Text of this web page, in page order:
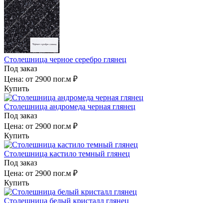
Столешница черное серебро глянец
Под заказ
Цена: от 2900 пог.м ₽
Купить
Столешница андромеда черная глянец
Под заказ
Цена: от 2900 пог.м ₽
Купить
Столешница кастило темный глянец
Под заказ
Цена: от 2900 пог.м ₽
Купить
Столешница белый кристалл глянец